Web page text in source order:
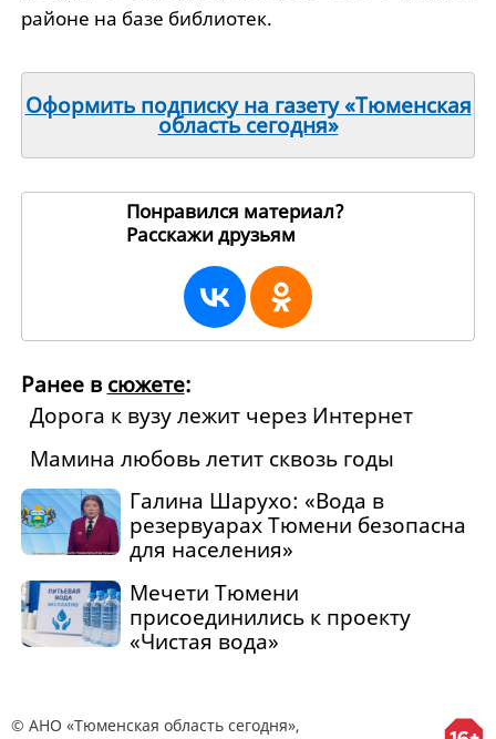
районе на базе биб­лиотек.
Оформить подписку на газету «Тюменская
область сегодня»
Понравился материал?
Расскажи друзьям
Ранее в сюжете:
Дорога к вузу лежит через Интернет
Мамина любовь летит сквозь годы
Галина Шарухо: «Вода в
резервуарах Тюмени безопасна
для населения»
Мечети Тюмени
присоединились к проекту
«Чистая вода»
© АНО «Тюменская область сегодня»,